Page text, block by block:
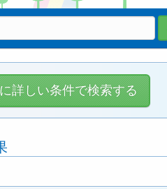
詳しい条件で検索する